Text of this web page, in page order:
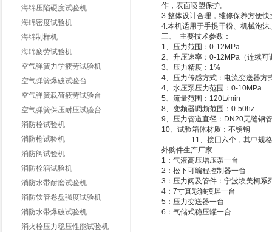
海绵压陷硬度试验机
海绵密度试验机
海绵制样机
海绵疲劳试验机
空气弹簧力学疲劳试验机
空气弹簧爆破试验台
空气弹簧载荷疲劳试验台
空气弹簧保压耐压试验台
消防栓试验机
消防枪试验机
消防阀试验机
消防栓箱试验机
消防水带耐磨试验机
消防软管卷盘强度试验机
消防水带爆破试验机
消火栓压力稳压性能试验机
作，表面喷塑保护。
3.整体设计合理，维修保养方便
4.本机适用于手提干粉、机械泡
三、
主要技术参数：
1、压力范围：0-12MPa
2、升压速率：0-12MPa（连续可
3、压力精度：1%
4、压力传感方式：电流变送器方
4、水压泵压力范围：0-10MPa
5、流量范围：120L/min
8、变频器调频范围：0-50hz
9、压力管道直径：DN20无缝钢
10、试验箱体材质：不锈钢
11、接囗六个，其中规
外购件生产厂家
1：气液高压增压泵一台
2：松下可编程控制器一台
3：压力阀及管件：宁波埃美柯系
4：7寸真彩触摸屏一台
5：压力变送器一台
6：气储式稳压罐一台